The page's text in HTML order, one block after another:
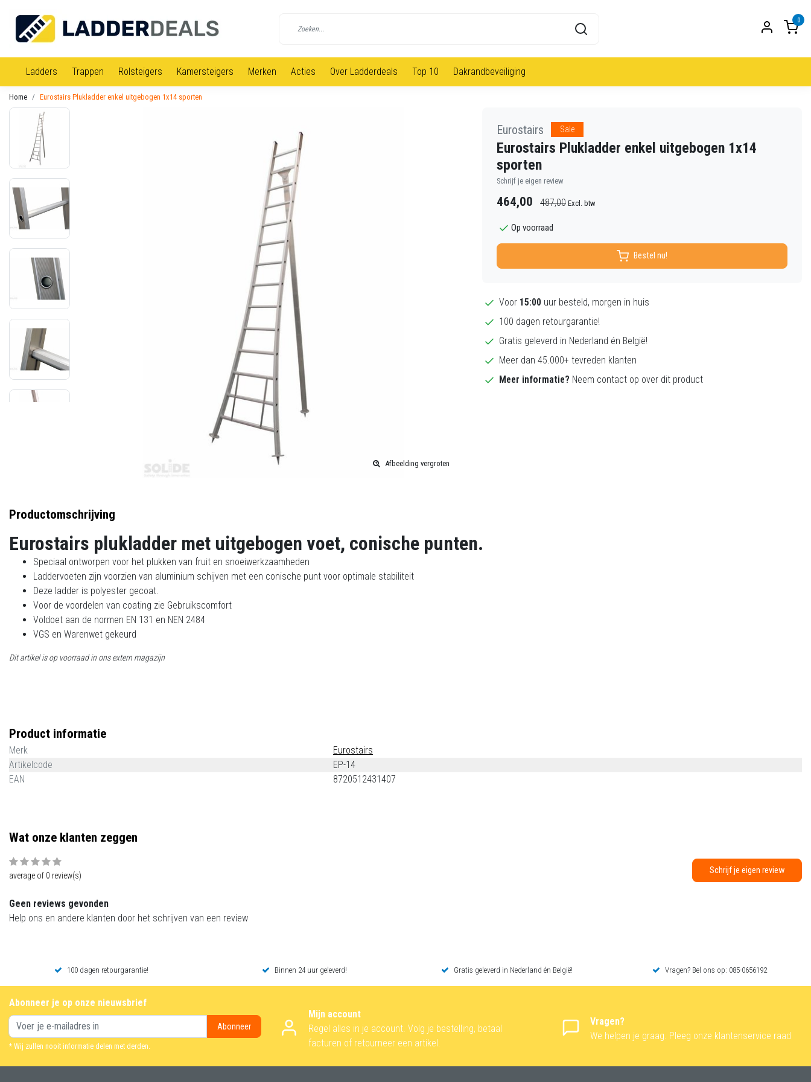
0
Ladders Trappen Rolsteigers Kamersteigers Merken Acties Over Ladderdeals Top 10 Dakrandbeveiliging
Home Eurostairs Plukladder enkel uitgebogen 1x14 sporten
Afbeelding vergroten
Eurostairs Sale
Eurostairs Plukladder enkel uitgebogen 1x14
sporten
Schrijf je eigen review
464,00 487,00 Excl. btw
Op voorraad
Bestel nu!
Voor 15:00 uur besteld, morgen in huis
100 dagen retourgarantie!
Gratis geleverd in Nederland én België!
Meer dan 45.000+ tevreden klanten
Meer informatie? Neem contact op over dit product
Productomschrijving
Eurostairs plukladder met uitgebogen voet, conische punten.
Speciaal ontworpen voor het plukken van fruit en snoeiwerkzaamheden
Laddervoeten zijn voorzien van aluminium schijven met een conische punt voor optimale stabiliteit
Deze ladder is polyester gecoat.
Voor de voordelen van coating zie Gebruikscomfort
Voldoet aan de normen EN 131 en NEN 2484
VGS en Warenwet gekeurd
Dit artikel is op voorraad in ons extern magazijn
Product informatie
Merk
Eurostairs
Artikelcode
EP-14
EAN
8720512431407
Wat onze klanten zeggen
average of 0 review(s) Schrijf je eigen review
Geen reviews gevonden
Help ons en andere klanten door het schrijven van een review
100 dagen retourgarantie! Binnen 24 uur geleverd! Gratis geleverd in Nederland én België! Vragen? Bel ons op: 085-0656192
Abonneer je op onze nieuwsbrief
Abonneer
* Wij zullen nooit informatie delen met derden.
Mijn account
Regel alles in je account. Volg je bestelling, betaal
facturen of retourneer een artikel.
Vragen?
We helpen je graag. Pleeg onze klantenservice raad